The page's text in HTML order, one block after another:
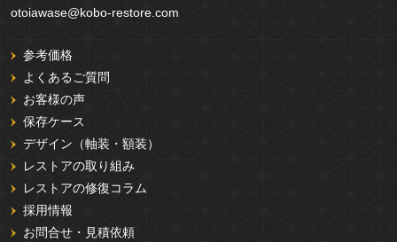
otoiawase@kobo-restore.com
参考価格
よくあるご質問
お客様の声
保存ケース
デザイン（軸装・額装）
レストアの取り組み
レストアの修復コラム
採用情報
お問合せ・見積依頼